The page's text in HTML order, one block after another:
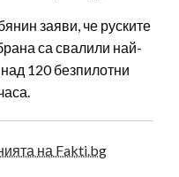
заяви, че руските
са свалили най-
120 безпилотни
на Fakti.bg